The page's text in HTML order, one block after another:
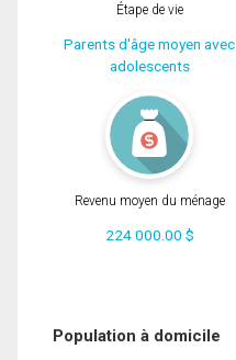
Étape de vie
Parents d'âge moyen avec
adolescents
Revenu moyen du ménage
224 000.00 $
Population à domicile